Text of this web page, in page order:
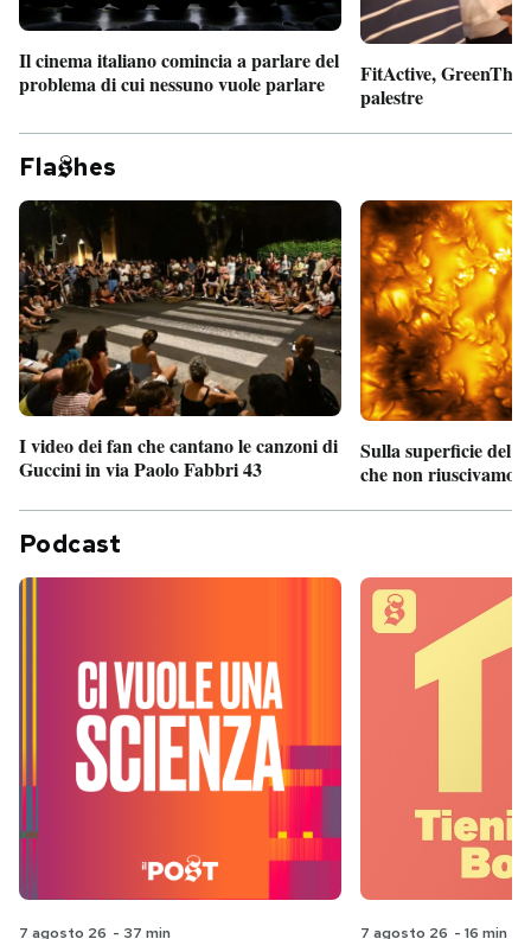
Il cinema italiano comincia a parlare del
problema di cui nessuno vuole parlare
FitActive,
palestre
Fla hes
I video dei fan che cantano le canzoni di
Guccini in via Paolo Fabbri 43
Sulla superficie del
che non riuscivamo
Podcast
7 agosto 26 - 37 min 7 agosto 26 - 16 min